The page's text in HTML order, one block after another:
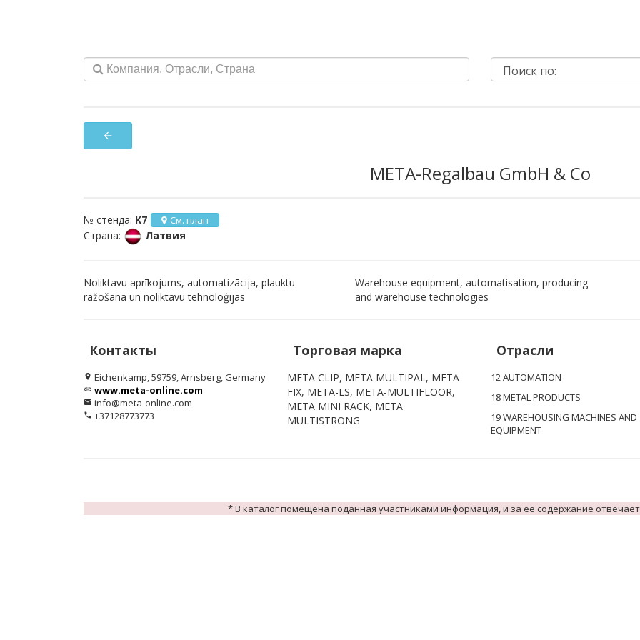
arrow_back
META-Regalbau GmbH & Co
№ стенда: K7 См. план
Страна: Латвия
Noliktavu aprīkojums, automatizācija, plauktu
ražošana un noliktavu tehnoloģijas
Warehouse equipment, automatisation, producing
and warehouse technologies
Контакты
location_on Eichenkamp, 59759, Arnsberg, Germany
link www.meta-online.com
email info@meta-online.com
phone +37128773773
Торговая марка
META CLIP, META MULTIPAL, META
FIX, META-LS, META-MULTIFLOOR,
META MINI RACK, META
MULTISTRONG
Отрасли
12 AUTOMATION
18 METAL PRODUCTS
19 WAREHOUSING MACHINES AND
EQUIPMENT
* В каталог помещена поданная участниками информация, и за ее содержание